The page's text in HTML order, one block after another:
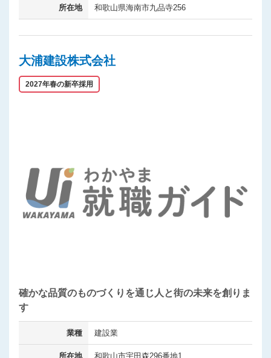
所在地 和歌山県海南市九品寺256
大浦建設株式会社
2027年春の新卒採用
確かな品質のものづくりを通じ人と街の未来を創りま
す
業種 建設業
所在地 和歌山市宇田森296番地1